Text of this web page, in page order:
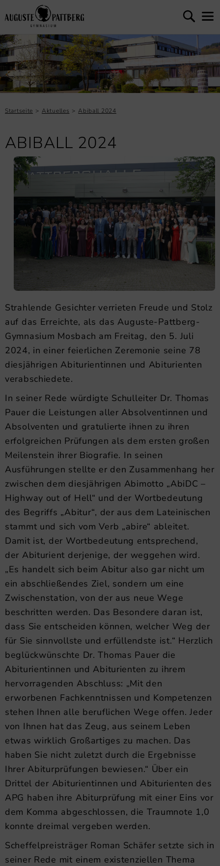
Startseite Aktuelles Abiball 2024
ABIBALL 2024
Strahlende Gesichter verrieten Freude und Stolz
auf das Erreichte, als das Auguste-Pattberg-
Gymnasium Mosbach am Freitag, den 5. Juli
2024, in einer feierlichen Zeremonie seine 78
diesjährigen Abiturientinnen und Abiturienten
verabschiedete.
In seiner Rede würdigte Schulleiter Dr. Thomas
Pauer die Leistungen aller Absolventinnen und
Absolventen und gratulierte ihnen zu ihren
erfolgreichen Prüfungen als dem ersten großen
Meilenstein ihrer Biografie. In seinen
Ausführungen stellte er den Zusammenhang her
zwischen dem diesjährigen Abimotto „AbiDC –
Highway out of Hell“ und der Wortbedeutung
des Begriffs „Abitur“, der aus dem Lateinischen
stammt und sich vom Verb „abire“ ableitet.
Damit ist, der Wortbedeutung entsprechend,
der Abiturient derjenige, der weggehen wird.
„Es handelt sich beim Abitur also gar nicht um
ein abschließendes Ziel, sondern um eine
Zwischenstation, von der aus neue Wege
beschritten werden. Das Besondere daran ist,
dass Sie entscheiden können, welcher Weg der
für Sie sinnvollste und erfüllendste ist.“ Herzlich
beglückwünschte Dr. Thomas Pauer die
Abiturientinnen und Abiturienten zu ihrem
hervorragenden Abschluss: „Mit den
erworbenen Fachkenntnissen und Kompetenzen
stehen Ihnen alle beruflichen Wege offen. Jeder
von Ihnen hat das Zeug, aus seinem Leben
etwas wirklich Großartiges zu machen. Das
haben Sie nicht zuletzt durch die Ergebnisse
Ihrer Abiturprüfungen bewiesen.“ Über ein
Drittel der Abiturientinnen und Abiturienten des
APG haben ihre Abiturprüfung mit einer Eins vor
dem Komma abgeschlossen, die Traumnote 1,0
konnte dreimal vergeben werden.
Scheffelpreisträger Roman Schäfer setzte sich in
seiner Rede mit einem existenziellen Thema